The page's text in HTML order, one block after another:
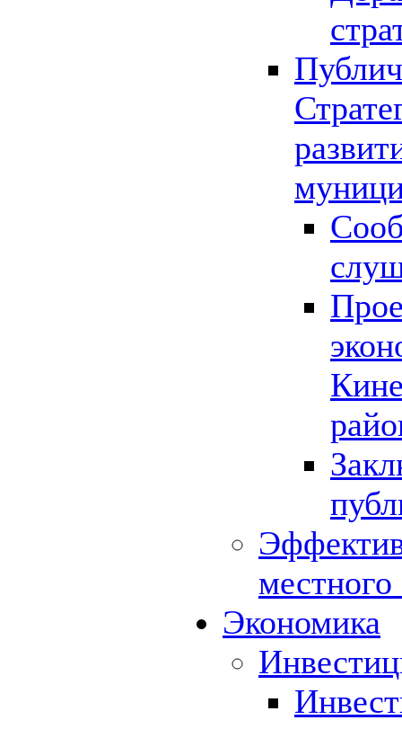
Экономика